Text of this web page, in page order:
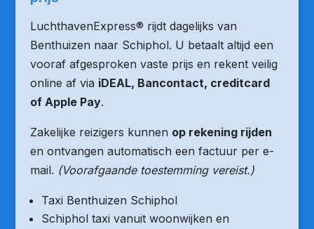
LuchthavenExpress® rijdt dagelijks van
Benthuizen naar Schiphol. U betaalt altijd een
vooraf afgesproken vaste prijs en rekent veilig
online af via iDEAL, Bancontact, creditcard
of Apple Pay.
Zakelijke reizigers kunnen op rekening rijden
en ontvangen automatisch een factuur per e-
mail. (Voorafgaande toestemming vereist.)
Taxi Benthuizen Schiphol
Schiphol taxi vanuit woonwijken en